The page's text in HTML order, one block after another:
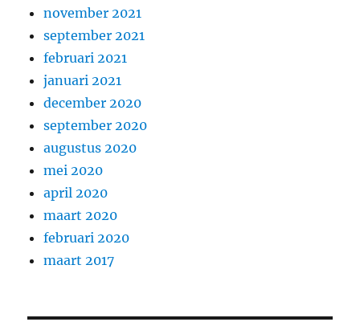
november 2021
september 2021
februari 2021
januari 2021
december 2020
september 2020
augustus 2020
mei 2020
april 2020
maart 2020
februari 2020
maart 2017